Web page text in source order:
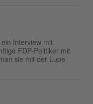
Interview mit
FDP-Politiker mit
sie mit der Lupe